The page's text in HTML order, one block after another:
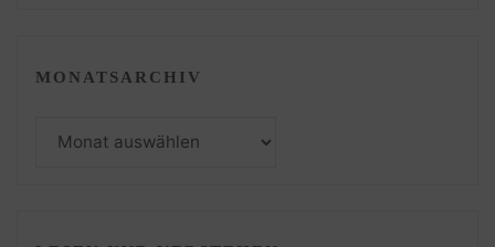
MONATSARCHIV
Monatsarchiv